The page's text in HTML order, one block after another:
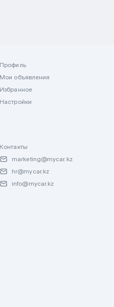
Профиль
Мои объявления
Избранное
Настройки
Контакты
marketing@mycar.kz
hr@mycar.kz
info@mycar.kz